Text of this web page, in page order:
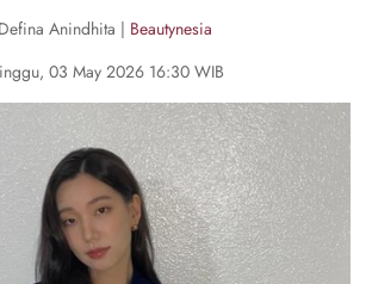
Defina Anindhita | Beautynesia
03 May 2026 16:30 WIB